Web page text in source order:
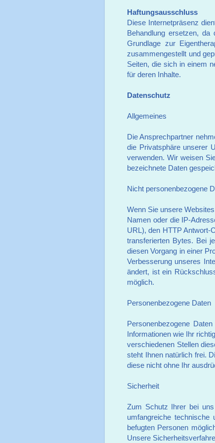
Haftungsausschluss
Diese Internetpräsenz
Behandlung ersetzen,
Grundlage zur
zusammengestellt und
Seiten, die sich in einem
für deren Inhalte.
Datenschutz
Allgemeines
Die Ansprechpartner
die Privatsphäre unserer
verwenden. Wir weisen
bezeichnete Daten
Nicht personenbezogene
Wenn Sie unsere
Namen oder die IP-
URL), den HTTP Antwort-
transferierten Bytes. Bei
diesen Vorgang in einer
Verbesserung unseres
ändert, ist ein
möglich.
Personenbezogene Daten
Personenbezogene
Informationen wie Ihr
verschiedenen Stellen
steht Ihnen natürlich frei.
diese nicht ohne Ihr
Sicherheit
Zum Schutz Ihrer bei
umfangreiche technische
befugten Personen
Unsere